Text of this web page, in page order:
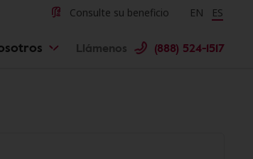
Consulte su beneficio Change
EN ES
Llámenos (888) 524-1517